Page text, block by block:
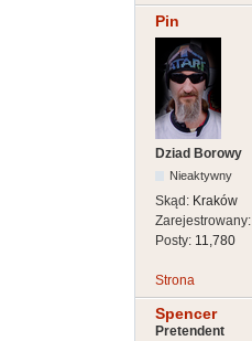
Pin
Dziad Borowy
Nieaktywny
Skąd: Kraków
Zarejestrowany:
Posty: 11,780
Strona
Spencer
Pretendent